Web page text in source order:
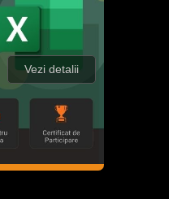
Vezi detalii